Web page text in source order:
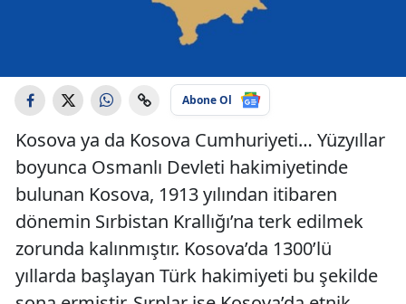
Abone Ol
Kosova ya da Kosova Cumhuriyeti… Yüzyıllar
boyunca Osmanlı Devleti hakimiyetinde
bulunan Kosova, 1913 yılından itibaren
dönemin Sırbistan Krallığı’na terk edilmek
zorunda kalınmıştır. Kosova’da 1300’lü
yıllarda başlayan Türk hakimiyeti bu şekilde